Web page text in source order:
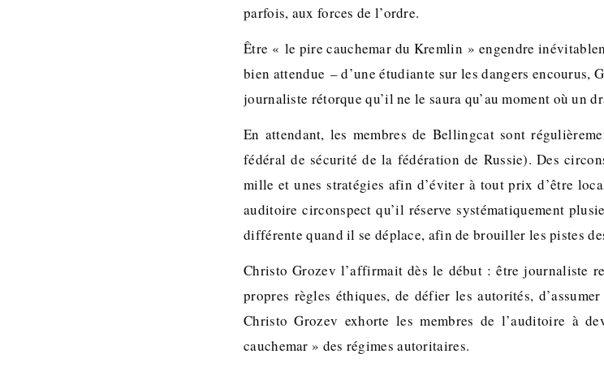
parfois, aux forces de l’ordre.
Être « le pire cauchemar du Kremlin » engendre
bien attendue – d’une étudiante sur les dangers encourus,
journaliste rétorque qu’il ne le saura qu’au moment où un
En attendant, les membres de Bellingcat sont
fédéral de sécurité de la fédération de Russie). Des
mille et unes stratégies afin d’éviter à tout prix d’être
auditoire circonspect qu’il réserve systématiquement
différente quand il se déplace, afin de brouiller les pistes
Christo Grozev l’affirmait dès le début : être journaliste
propres règles éthiques, de défier les autorités,
Christo Grozev exhorte les membres de l’auditoire à
cauchemar » des régimes autoritaires.